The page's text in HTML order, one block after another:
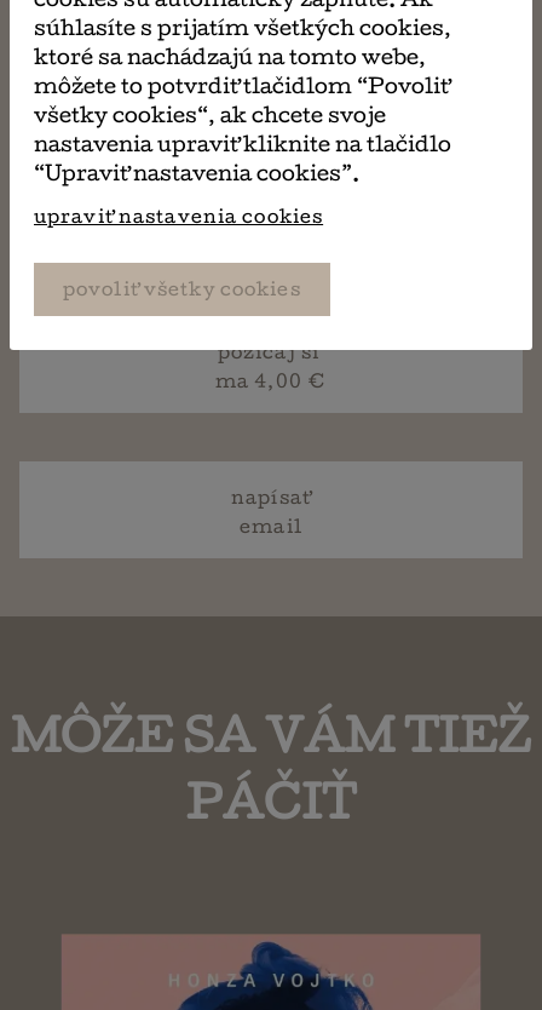
a ďalšie...
Kniha sa požičiava štandardne na 14 kalendárnych
dní. Ak si prajete túto knihu (alebo aj ďalšie) požičať
na dlhšiu dobu, v košíku pri platení si vyberte z
prostredníctvom pošty, či zásielkovne).
požičaj si
ma 4,00 €
napísať
email
MÔŽE SA VÁM TIEŽ
PÁČIŤ
súhlasíte s prijatím všetkých cookies,
ktoré sa nachádzajú na tomto webe,
môžete to potvrdiť tlačidlom “Povoliť
všetky cookies“, ak chcete svoje
nastavenia upraviť kliknite na tlačidlo
“Upraviť nastavenia cookies”.
upraviť nastavenia cookies
povoliť všetky cookies